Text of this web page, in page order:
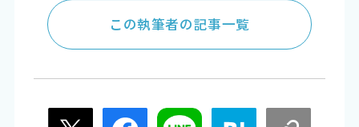
この執筆者の記事一覧